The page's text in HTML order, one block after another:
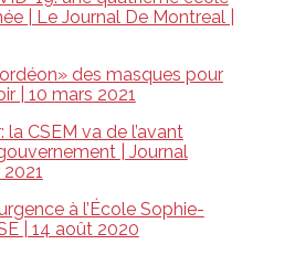
| Le Journal De Montreal |
des masques pour
| 10 mars 2021
la CSEM va de l’avant
| Journal
à l’École Sophie-
| 14 août 2020